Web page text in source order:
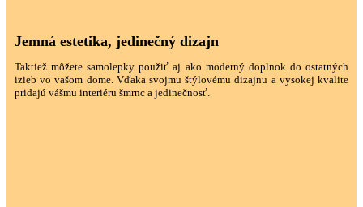
Jemná estetika, jedinečný dizajn
Taktiež môžete samolepky použiť aj ako moderný doplnok do ostatných
izieb vo vašom dome. Vďaka svojmu štýlovému dizajnu a vysokej kvalite
pridajú vášmu interiéru šmrnc a jedinečnosť.